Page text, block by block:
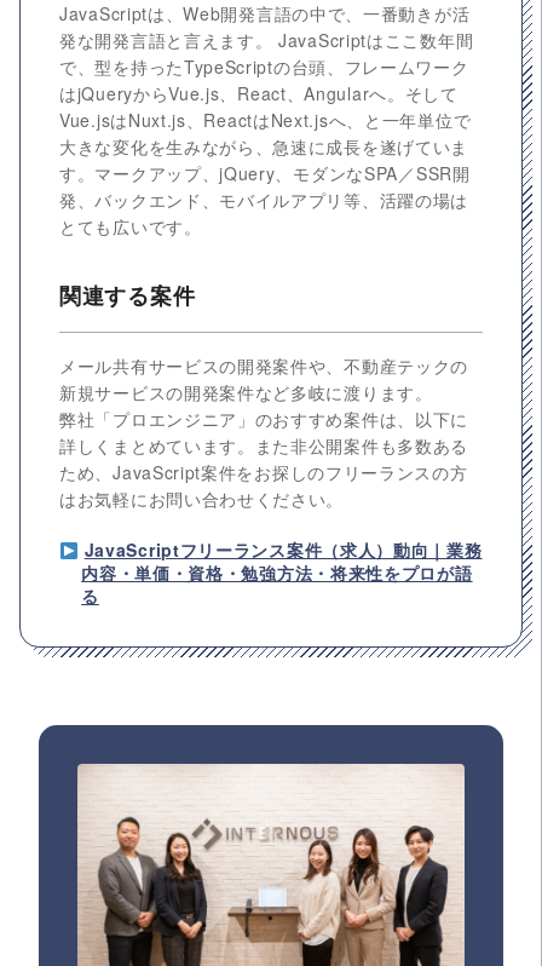
JavaScriptは、Web開発言語の中で、一番動きが活
発な開発言語と言えます。 JavaScriptはここ数年間
で、型を持ったTypeScriptの台頭、フレームワーク
はjQueryからVue.js、React、Angularへ。そして
Vue.jsはNuxt.js、ReactはNext.jsへ、と一年単位で
大きな変化を生みながら、急速に成長を遂げていま
す。マークアップ、jQuery、モダンなSPA／SSR開
発、バックエンド、モバイルアプリ等、活躍の場は
とても広いです。
関連する案件
メール共有サービスの開発案件や、不動産テックの
新規サービスの開発案件など多岐に渡ります。
弊社「プロエンジニア」のおすすめ案件は、以下に
詳しくまとめています。また非公開案件も多数ある
ため、JavaScript案件をお探しのフリーランスの方
はお気軽にお問い合わせください。
JavaScriptフリーランス案件（求人）動向｜業務
内容・単価・資格・勉強方法・将来性をプロが語
る